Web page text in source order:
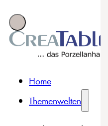
Home
Themenwelten